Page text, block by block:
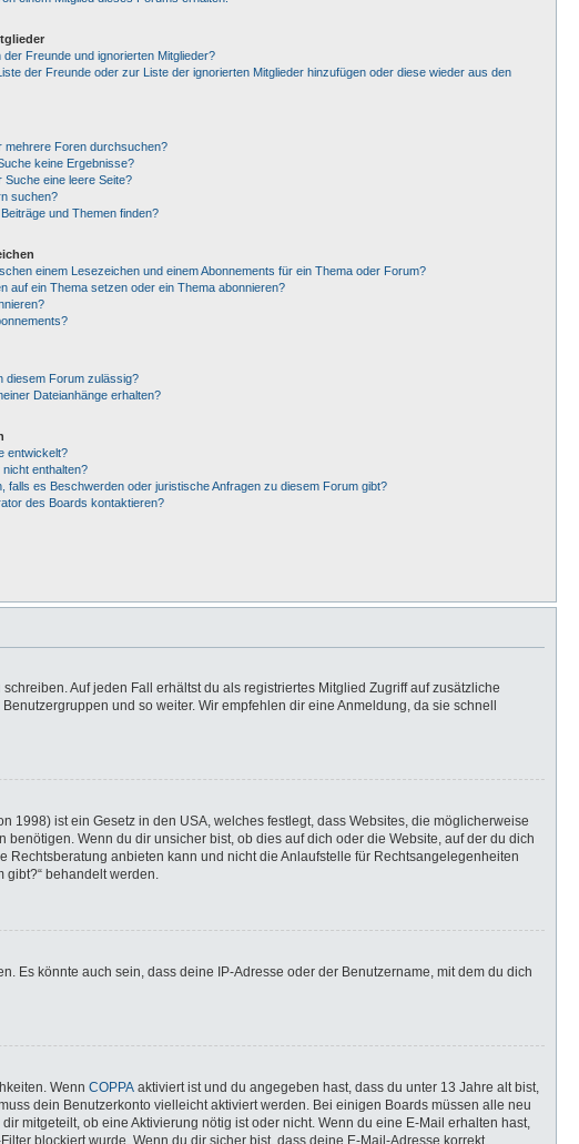
Freunde und ignorierten Mitglieder?
der Freunde oder zur Liste der ignorierten Mitglieder hinzufügen oder diese wieder aus den
mehrere Foren durchsuchen?
keine Ergebnisse?
eine leere Seite?
suchen?
und Themen finden?
einem Lesezeichen und einem Abonnements für ein Thema oder Forum?
auf ein Thema setzen oder ein Thema abonnieren?
diesem Forum zulässig?
Dateianhänge erhalten?
entwickelt?
enthalten?
falls es Beschwerden oder juristische Anfragen zu diesem Forum gibt?
des Boards kontaktieren?
Auf jeden Fall erhältst du als registriertes Mitglied Zugriff auf zusätzliche
und so weiter. Wir empfehlen dir eine Anmeldung, da sie schnell
1998) ist ein Gesetz in den USA, welches festlegt, dass Websites, die möglicherweise
Wenn du dir unsicher bist, ob dies auf dich oder die Website, auf der du dich
anbieten kann und nicht die Anlaufstelle für Rechtsangelegenheiten
gibt?“ behandelt werden.
Es könnte auch sein, dass deine IP-Adresse oder der Benutzername, mit dem du dich
Wenn COPPA aktiviert ist und du angegeben hast, dass du unter 13 Jahre alt bist,
dein Benutzerkonto vielleicht aktiviert werden. Bei einigen Boards müssen alle neu
mitgeteilt, ob eine Aktivierung nötig ist oder nicht. Wenn du eine E-Mail erhalten hast,
blockiert wurde. Wenn du dir sicher bist, dass deine E-Mail-Adresse korrekt